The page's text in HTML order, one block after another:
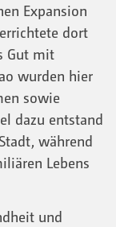
Expansion
dort
Gut mit
wurden hier
sowie
dazu entstand
während
Lebens
und